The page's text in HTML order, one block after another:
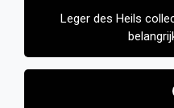
Leger des Heils